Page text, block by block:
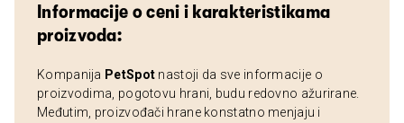
Informacije o ceni i karakteristikama
proizvoda:
Kompanija PetSpot nastoji da sve informacije o
proizvodima, pogotovu hrani, budu redovno ažurirane.
Međutim, proizvođači hrane konstatno menjaju i